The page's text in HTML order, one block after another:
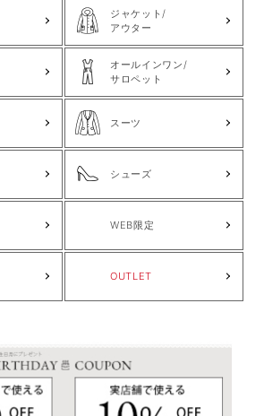
ジャケット/
アウター
オールインワン/
サロペット
スーツ
シューズ
WEB限定
OUTLET